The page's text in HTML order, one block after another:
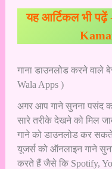
यह आर्टिकल भी
गाना डाउनलोड करने वाले
Wala Apps )
अगर आप गाने सुनना पसंद
सारे तरीके देखने को मिल
गाने को डाउनलोड कर
यूजर्स को ऑनलाइन गाने
करते हैं जैसे कि Spotify,